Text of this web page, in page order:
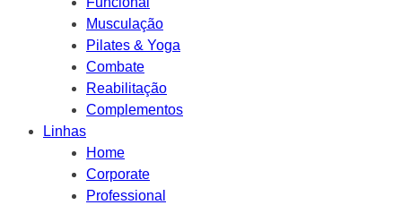
Musculação
Pilates & Yoga
Combate
Reabilitação
Complementos
Linhas
Home
Corporate
Professional